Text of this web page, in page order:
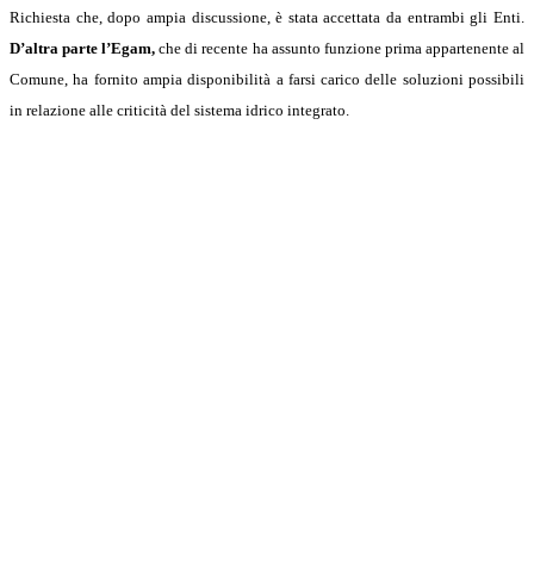
Richiesta che, dopo ampia discussione, è stata accettata da entrambi gli Enti.
D’altra parte l’Egam, che di recente ha assunto funzione prima appartenente al
Comune, ha fornito ampia disponibilità a farsi carico delle soluzioni possibili
in relazione alle criticità del sistema idrico integrato.